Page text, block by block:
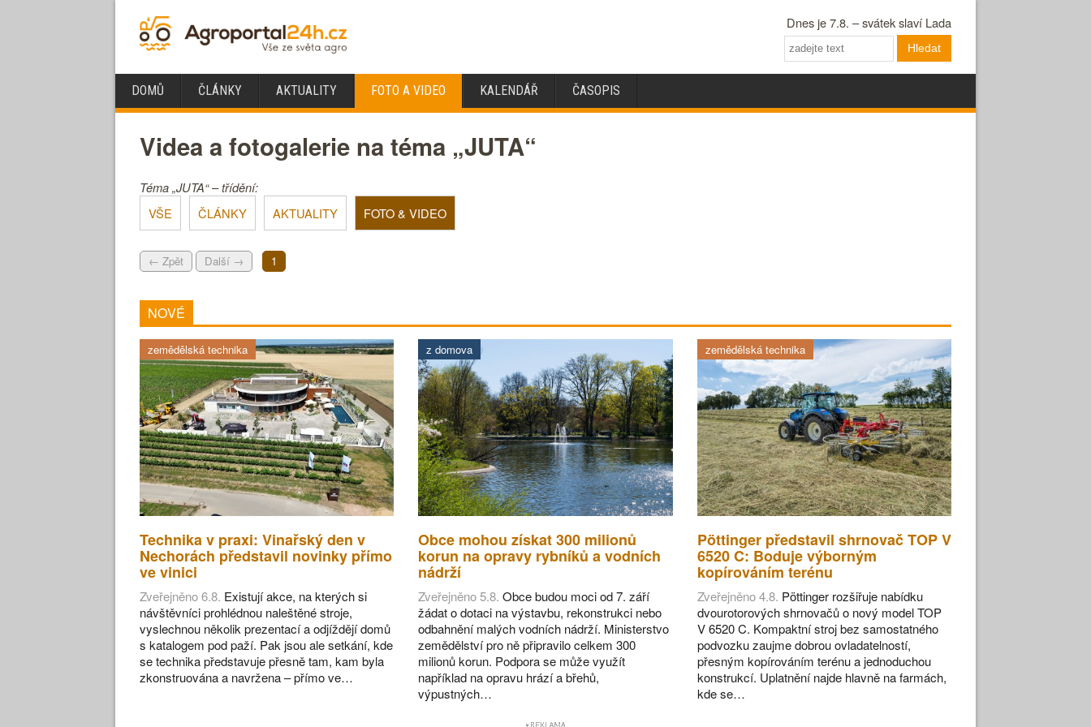
Dnes je 7.8. – svátek slaví Lada
Hledat
DOMŮ ČLÁNKY AKTUALITY FOTO A VIDEO KALENDÁŘ ČASOPIS
Videa a fotogalerie na téma „JUTA“
Téma „JUTA“ – třídění:
VŠE
ČLÁNKY AKTUALITY FOTO & VIDEO
← Zpět Další → 1
NOVÉ
zemědělská technika
Technika v praxi: Vinařský den v
Nechorách představil novinky přímo
ve vinici
Zveřejněno 6.8. Existují akce, na kterých si
návštěvníci prohlédnou naleštěné stroje,
vyslechnou několik prezentací a odjíždějí domů
s katalogem pod paží. Pak jsou ale setkání, kde
se technika představuje přesně tam, kam byla
zkonstruována a navržena – přímo ve…
z domova
Obce mohou získat 300 milionů
korun na opravy rybníků a vodních
nádrží
Zveřejněno 5.8. Obce budou moci od 7. září
žádat o dotaci na výstavbu, rekonstrukci nebo
odbahnění malých vodních nádrží. Ministerstvo
zemědělství pro ně připravilo celkem 300
milionů korun. Podpora se může využít
například na opravu hrází a břehů,
výpustných…
zemědělská technika
Pöttinger představil shrnovač TOP V
6520 C: Boduje výborným
kopírováním terénu
Zveřejněno 4.8. Pöttinger rozšiřuje nabídku
dvourotorových shrnovačů o nový model TOP
V 6520 C. Kompaktní stroj bez samostatného
podvozku zaujme dobrou ovladatelností,
přesným kopírováním terénu a jednoduchou
konstrukcí. Uplatnění najde hlavně na farmách,
kde se…